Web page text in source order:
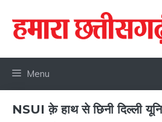
content
Menu
NSUI क़े हाथ से छिनी दिल्ली